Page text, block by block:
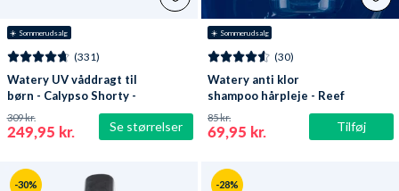
☀️ Sommerudsalg
Se størrelser
(331)
Watery UV våddragt til
børn - Calypso Shorty -
Mørkeblå
249,95 kr.
309 kr.
☀️ Sommerudsalg
Tilføj
(30)
Watery anti klor
shampoo hårpleje - Reef
69,95 kr.
85 kr.
-30% -28%